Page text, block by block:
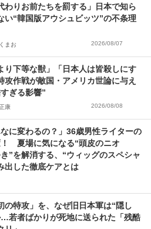
わりお前たちを罰する」日本で知ら
い“韓国版アウシュビッツ”の不条理
まお 2026/08/07
り下等な獣」「日本人は皆殺しにす
攻作戦が敵国・アメリカ世論に与え
ぎる影響”
康 2026/08/08
なに変わるの？」36歳男性ライターの
夏場に気になる“頭皮のニオ
”を解消する、“ウィッグのスペシャ
出した徹底ケアとは
の特攻」を、なぜ旧日本軍は“隠し
…若者ばかりが死地に送られた「残酷